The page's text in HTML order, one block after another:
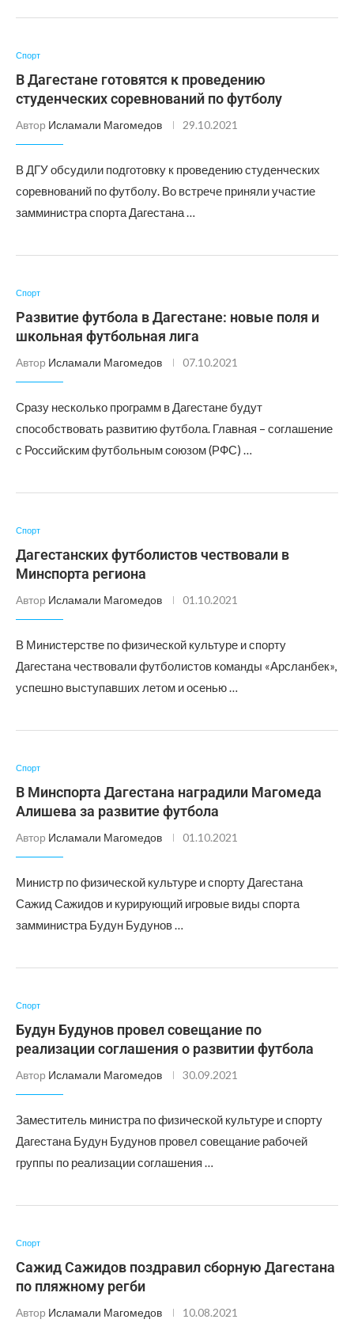
Спорт
В Дагестане готовятся к проведению
студенческих соревнований по футболу
Автор Исламали Магомедов 29.10.2021
В ДГУ обсудили подготовку к проведению студенческих
соревнований по футболу. Во встрече приняли участие
замминистра спорта Дагестана …
Спорт
Развитие футбола в Дагестане: новые поля и
школьная футбольная лига
Автор Исламали Магомедов 07.10.2021
Сразу несколько программ в Дагестане будут
способствовать развитию футбола. Главная – соглашение
с Российским футбольным союзом (РФС) …
Спорт
Дагестанских футболистов чествовали в
Минспорта региона
Автор Исламали Магомедов 01.10.2021
В Министерстве по физической культуре и спорту
Дагестана чествовали футболистов команды «Арсланбек»,
успешно выступавших летом и осенью …
Спорт
В Минспорта Дагестана наградили Магомеда
Алишева за развитие футбола
Автор Исламали Магомедов 01.10.2021
Министр по физической культуре и спорту Дагестана
Сажид Сажидов и курирующий игровые виды спорта
замминистра Будун Будунов …
Спорт
Будун Будунов провел совещание по
реализации соглашения о развитии футбола
Автор Исламали Магомедов 30.09.2021
Заместитель министра по физической культуре и спорту
Дагестана Будун Будунов провел совещание рабочей
группы по реализации соглашения …
Спорт
Сажид Сажидов поздравил сборную Дагестана
по пляжному регби
Автор Исламали Магомедов 10.08.2021